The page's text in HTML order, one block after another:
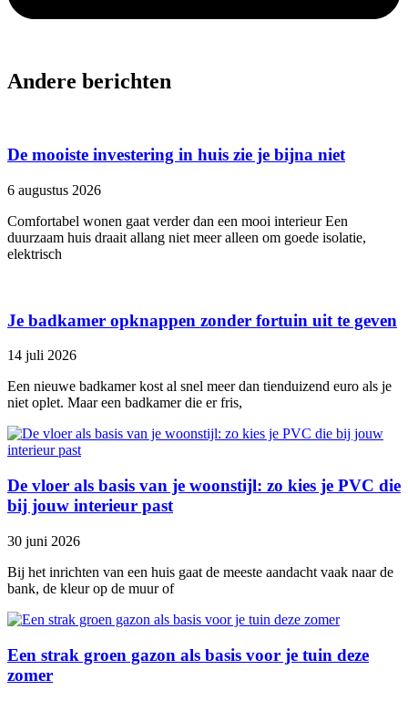
Andere berichten
De mooiste investering in huis zie je bijna niet
6 augustus 2026
Comfortabel wonen gaat verder dan een mooi interieur Een
duurzaam huis draait allang niet meer alleen om goede isolatie,
elektrisch
Je badkamer opknappen zonder fortuin uit te geven
14 juli 2026
Een nieuwe badkamer kost al snel meer dan tienduizend euro als je
niet oplet. Maar een badkamer die er fris,
De vloer als basis van je woonstijl: zo kies je PVC die
bij jouw interieur past
30 juni 2026
Bij het inrichten van een huis gaat de meeste aandacht vaak naar de
bank, de kleur op de muur of
Een strak groen gazon als basis voor je tuin deze
zomer